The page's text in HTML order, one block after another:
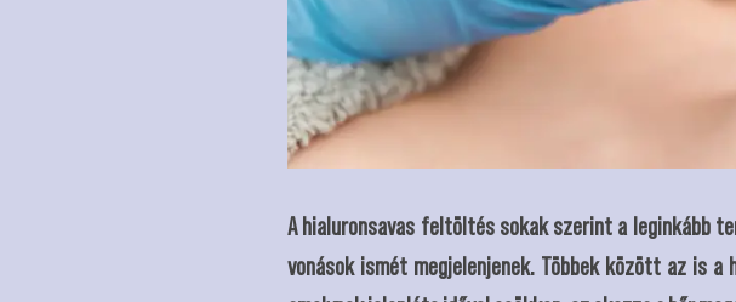
A hialuronsavas feltöltés sokak szerint a leginkább
vonások ismét megjelenjenek. Többek között az is